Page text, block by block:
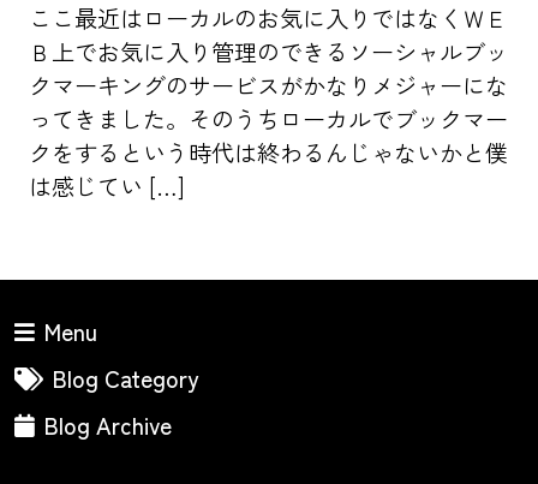
ここ最近はローカルのお気に入りではなくＷＥ
Ｂ上でお気に入り管理のできるソーシャルブッ
クマーキングのサービスがかなりメジャーにな
ってきました。そのうちローカルでブックマー
クをするという時代は終わるんじゃないかと僕
は感じてい […]
Menu
Blog Category
Blog Archive